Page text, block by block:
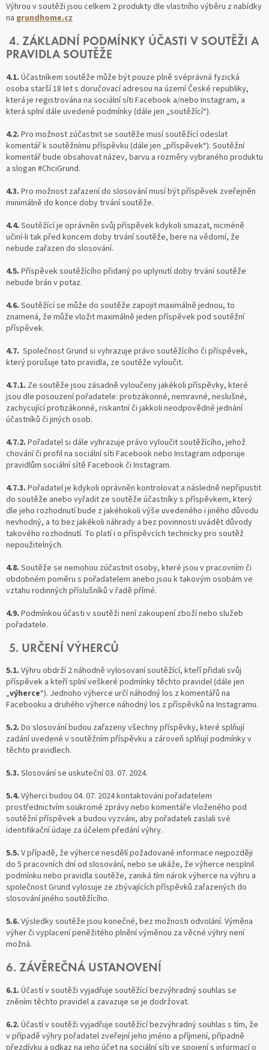
Výhrou v soutěži jsou celkem 2 produkty dle vlastního výběru z nabídky
na grundhome.cz
4. ZÁKLADNÍ PODMÍNKY ÚČASTI V SOUTĚŽI A
PRAVIDLA SOUTĚŽE
4.1. Účastníkem soutěže může být pouze plně svéprávná fyzická
osoba starší 18 let s doručovací adresou na území České republiky,
která je registrována na sociální síti Facebook a/nebo Instagram, a
která splní dále uvedené podmínky (dále jen „soutěžící“).
4.2. Pro možnost zúčastnit se soutěže musí soutěžící odeslat
komentář k soutěžnímu příspěvku (dále jen „příspěvek“). Soutěžní
komentář bude obsahovat název, barvu a rozměry vybraného produktu
a slogan #ChciGrund.
4.3. Pro možnost zařazení do slosování musí být příspěvek zveřejněn
minimálně do konce doby trvání soutěže.
4.4. Soutěžící je oprávněn svůj příspěvek kdykoli smazat, nicméně
učiní-li tak před koncem doby trvání soutěže, bere na vědomí, že
nebude zařazen do slosování.
4.5. Příspěvek soutěžícího přidaný po uplynutí doby trvání soutěže
nebude brán v potaz.
4.6. Soutěžící se může do soutěže zapojit maximálně jednou, to
znamená, že může vložit maximálně jeden příspěvek pod soutěžní
příspěvek.
4.7. Společnost Grund si vyhrazuje právo soutěžícího či příspěvek,
který porušuje tato pravidla, ze soutěže vyloučit.
4.7.1. Ze soutěže jsou zásadně vyloučeny jakékoli příspěvky, které
jsou dle posouzení pořadatele: protizákonné, nemravné, neslušné,
zachycující protizákonné, riskantní či jakkoli neodpovědné jednání
účastníků či jiných osob.
4.7.2. Pořadatel si dále vyhrazuje právo vyloučit soutěžícího, jehož
chování či profil na sociální síti Facebook nebo Instagram odporuje
pravidlům sociální sítě Facebook či Instagram.
4.7.3. Pořadatel je kdykoli oprávněn kontrolovat a následně nepřipustit
do soutěže anebo vyřadit ze soutěže účastníky s příspěvkem, který
dle jeho rozhodnutí bude z jakéhokoli výše uvedeného i jiného důvodu
nevhodný, a to bez jakékoli náhrady a bez povinnosti uvádět důvody
takového rozhodnutí. To platí i o příspěvcích technicky pro soutěž
nepoužitelných.
4.8. Soutěže se nemohou zúčastnit osoby, které jsou v pracovním či
obdobném poměru s pořadatelem anebo jsou k takovým osobám ve
vztahu rodinných příslušníků v řadě přímé.
4.9. Podmínkou účasti v soutěži není zakoupení zboží nebo služeb
pořadatele.
5. URČENÍ VÝHERCŮ
5.1. Výhru obdrží 2 náhodně vylosovaní soutěžící, kteří přidali svůj
příspěvek a kteří splní veškeré podmínky těchto pravidel (dále jen
„výherce“). Jednoho výherce určí náhodný los z komentářů na
Facebooku a druhého výherce náhodný los z příspěvků na Instagramu.
5.2. Do slosování budou zařazeny všechny příspěvky, které splňují
zadání uvedené v soutěžním příspěvku a zároveň splňují podmínky v
těchto pravidlech.
5.3. Slosování se uskuteční 03. 07. 2024.
5.4. Výherci budou 04. 07. 2024 kontaktováni pořadatelem
prostřednictvím soukromé zprávy nebo komentáře vloženého pod
soutěžní příspěvek a budou vyzváni, aby pořadateli zaslali své
identifikační údaje za účelem předání výhry.
5.5. V případě, že výherce nesdělí požadované informace nejpozději
do 5 pracovních dní od slosování, nebo se ukáže, že výherce nesplnil
podmínku nebo pravidla soutěže, zaniká tím nárok výherce na výhru a
společnost Grund vylosuje ze zbývajících příspěvků zařazených do
slosování jiného soutěžícího.
5.6. Výsledky soutěže jsou konečné, bez možnosti odvolání. Výměna
výher či vyplacení peněžitého plnění výměnou za věcné výhry není
možná.
6. ZÁVĚREČNÁ USTANOVENÍ
6.1. Účastí v soutěži vyjadřuje soutěžící bezvýhradný souhlas se
zněním těchto pravidel a zavazuje se je dodržovat.
6.2. Účastí v soutěži vyjadřuje soutěžící bezvýhradný souhlas s tím, že
v případě výhry pořadatel zveřejní jeho jméno a příjmení, případně
přezdívku a odkaz na jeho účet na sociální síti ve spojení s informací o